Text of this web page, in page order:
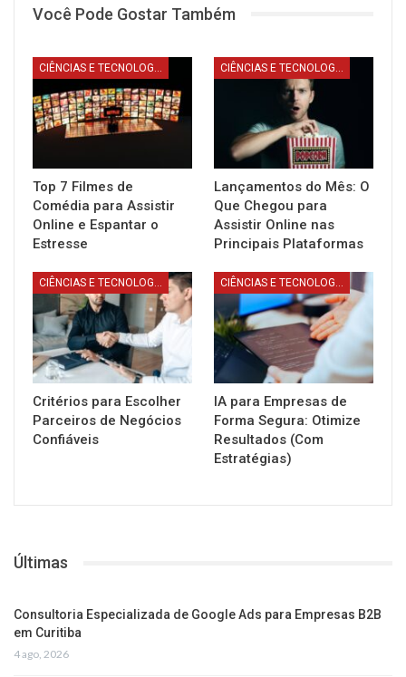
Você Pode Gostar Também
Top 7 Filmes de
Comédia para Assistir
Online e Espantar o
Estresse
Lançamentos do Mês: O
Que Chegou para
Assistir Online nas
Principais Plataformas
CIÊNCIAS E TECNOLOGIA
Critérios para Escolher
Parceiros de Negócios
Confiáveis
CIÊNCIAS E TECNOLOGIA
IA para Empresas de
Forma Segura: Otimize
Resultados (Com
Estratégias)
Últimas
Consultoria Especializada de Google Ads para Empresas B2B
em Curitiba
4 ago, 2026